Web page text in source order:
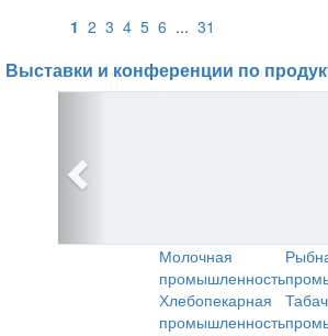
1 2 3 4 5 6 ... 31
Выставки и конференции по
Молочная
промышленность
Хлебопекарная
промышленность